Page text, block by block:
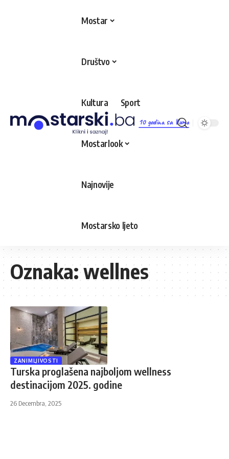
10 godina sa Vama
Mostar
Društvo
Kultura Sport
Mostarlook
Najnovije
Mostarsko ljeto
Oznaka:wellnes
ZANIMLJIVOSTI
Turska proglašena najboljom wellness
destinacijom 2025. godine
26 Decembra, 2025